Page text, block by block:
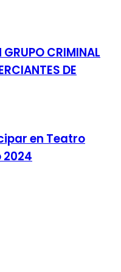
GRUPO CRIMINAL
DE
en Teatro
2024